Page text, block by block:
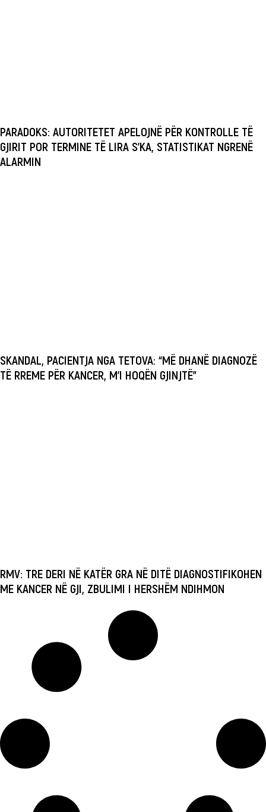
PARADOKS: AUTORITETET APELOJNË PËR KONTROLLE TË
GJIRIT POR TERMINE TË LIRA S’KA, STATISTIKAT NGRENË
ALARMIN
SKANDAL, PACIENTJA NGA TETOVA: “MË DHANË DIAGNOZË
TË RREME PËR KANCER, M’I HOQËN GJINJTË”
RMV: TRE DERI NË KATËR GRA NË DITË DIAGNOSTIFIKOHEN
ME KANCER NË GJI, ZBULIMI I HERSHËM NDIHMON